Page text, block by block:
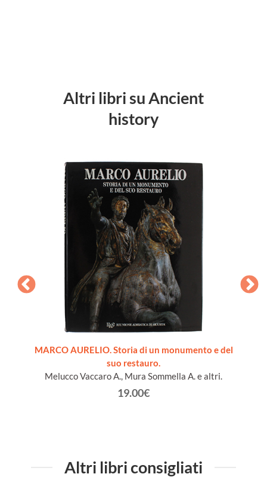
Altri libri su Ancient
history
MARCO AURELIO. Storia di un monumento e del
suo restauro.
Melucco Vaccaro A., Mura Sommella A. e altri.
19.00€
Altri libri consigliati